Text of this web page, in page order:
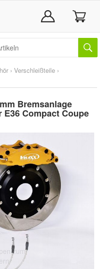
› Verschleißteile ›
Bremsanlage
E36 Compact Coupe
zum